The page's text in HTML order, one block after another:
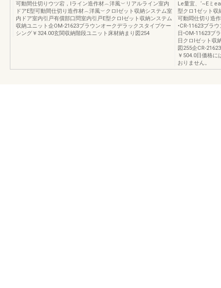
可動間仕切りウツ宕，lライン造作材︵洋風︶リアルライン室内
ドアE型可動間仕切り造作材︵洋風︶クロlゼット収納システム室
内ドア室内引戸有償部口問室内引戸E型クロlゼット収納ンステム
収納ユニット企OM-21623ブラウンオークデラックスタイプケー
シング￥324.00玄関収納階段ユニット床材納まり図254
Le量宜、‘~Eミ
型クロ1ゼット収
可動悶仕切り造
•CR-11623ブラ
日•OM-11623ブ
日クロlゼット収
図255企CR-
￥504.0日価格
おりません。